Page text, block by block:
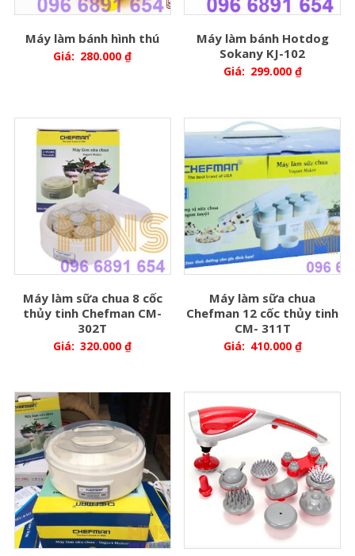
Máy làm bánh hình thú
Giá: 280.000₫
Máy làm bánh Hotdog
Sokany KJ-102
Giá: 299.000 ₫
Máy làm sữa chua 8 cốc
thủy tinh Chefman CM-
302T
Giá: 320.000₫
Máy làm sữa chua
Chefman 12 cốc thủy tinh
CM- 311T
Giá: 410.000 ₫